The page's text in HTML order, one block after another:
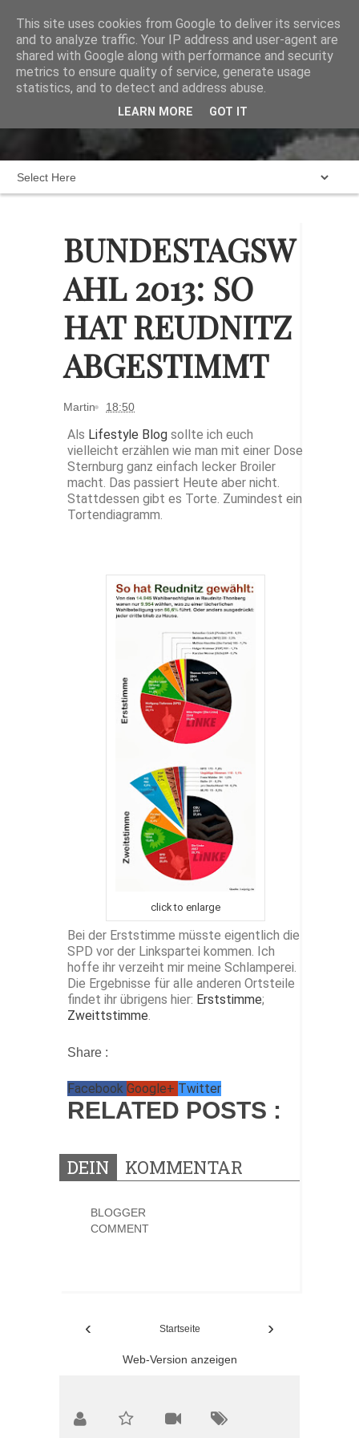
Home
Karte Blogroll Impressum
BUNDESTAGSW
AHL 2013: SO
HAT REUDNITZ
ABGESTIMMT
Martin 18:50
Als Lifestyle Blog sollte ich euch
vielleicht erzählen wie man mit einer Dose
Sternburg ganz einfach lecker Broiler
macht. Das passiert Heute aber nicht.
Stattdessen gibt es Torte. Zumindest ein
Tortendiagramm.
click to enlarge
Bei der Erststimme müsste eigentlich die
SPD vor der Linkspartei kommen. Ich
hoffe ihr verzeiht mir meine Schlamperei.
Die Ergebnisse für alle anderen Ortsteile
findet ihr übrigens hier: Erststimme;
Zweittstimme.
Share :
Facebook Google+ Twitter
RELATED POSTS :
DEIN KOMMENTAR
BLOGGER
COMMENT
‹ ›
Startseite
Web-Version anzeigen
This site uses cookies from Google to deliver its services
and to analyze traffic. Your IP address and user-agent are
shared with Google along with performance and security
metrics to ensure quality of service, generate usage
statistics, and to detect and address abuse.
LEARN MORE GOT IT